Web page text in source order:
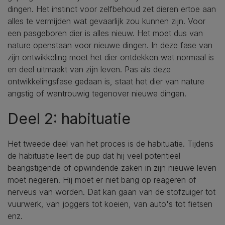
dingen. Het instinct voor zelfbehoud zet dieren ertoe aan
alles te vermijden wat gevaarlijk zou kunnen zijn. Voor
een pasgeboren dier is alles nieuw. Het moet dus van
nature openstaan voor nieuwe dingen. In deze fase van
zijn ontwikkeling moet het dier ontdekken wat normaal is
en deel uitmaakt van zijn leven. Pas als deze
ontwikkelingsfase gedaan is, staat het dier van nature
angstig of wantrouwig tegenover nieuwe dingen.
Deel 2: habituatie
Het tweede deel van het proces is de habituatie. Tijdens
de habituatie leert de pup dat hij veel potentieel
beangstigende of opwindende zaken in zijn nieuwe leven
moet negeren. Hij moet er niet bang op reageren of
nerveus van worden. Dat kan gaan van de stofzuiger tot
vuurwerk, van joggers tot koeien, van auto's tot fietsen
enz.